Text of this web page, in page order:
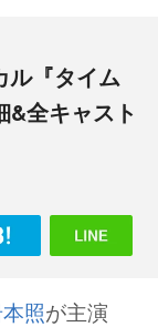
ル『タイム
&全キャスト
照が主演